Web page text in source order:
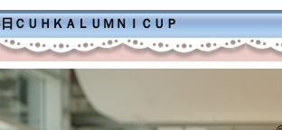
ＣＵＨＫＡＬＵＭＮＩＣＵＰ